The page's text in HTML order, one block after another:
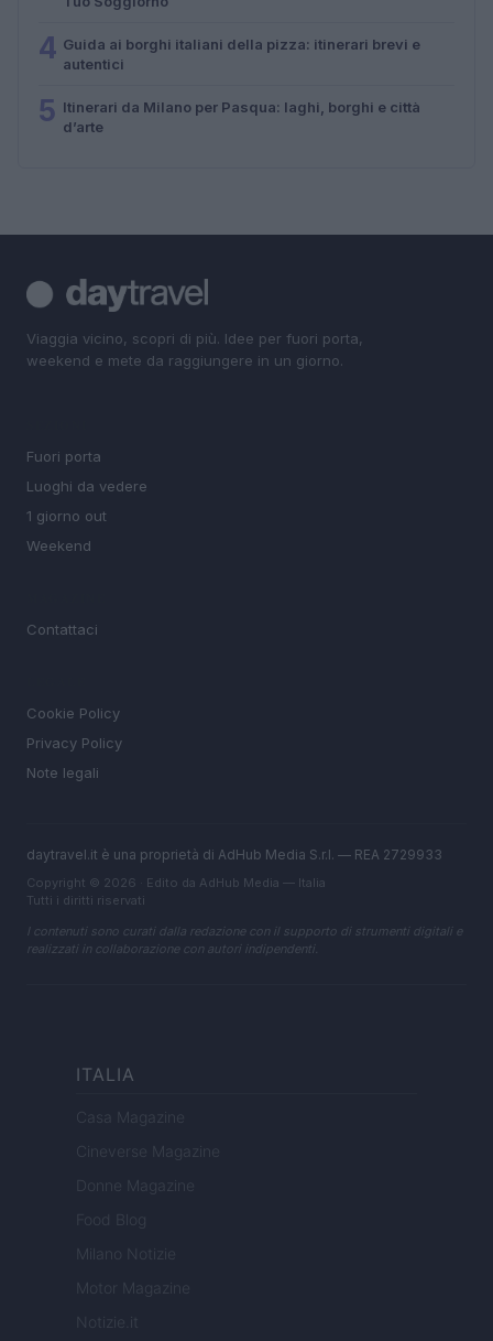
4 Guida ai borghi italiani della pizza: itinerari brevi e
autentici
5 Itinerari da Milano per Pasqua: laghi, borghi e città
d’arte
Viaggia vicino, scopri di più. Idee per fuori porta,
weekend e mete da raggiungere in un giorno.
Fuori porta
Luoghi da vedere
1 giorno out
Weekend
Contattaci
Cookie Policy
Privacy Policy
Note legali
daytravel.it è una proprietà di AdHub Media S.r.l. — REA 2729933
Copyright © 2026 · Edito da AdHub Media — Italia
Tutti i diritti riservati
I contenuti sono curati dalla redazione con il supporto di strumenti digitali e
realizzati in collaborazione con autori indipendenti.
ITALIA
Casa Magazine
Cineverse Magazine
Donne Magazine
Food Blog
Milano Notizie
Motor Magazine
Notizie.it